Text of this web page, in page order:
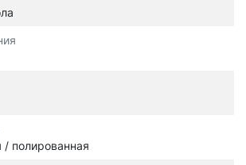
/ полированная